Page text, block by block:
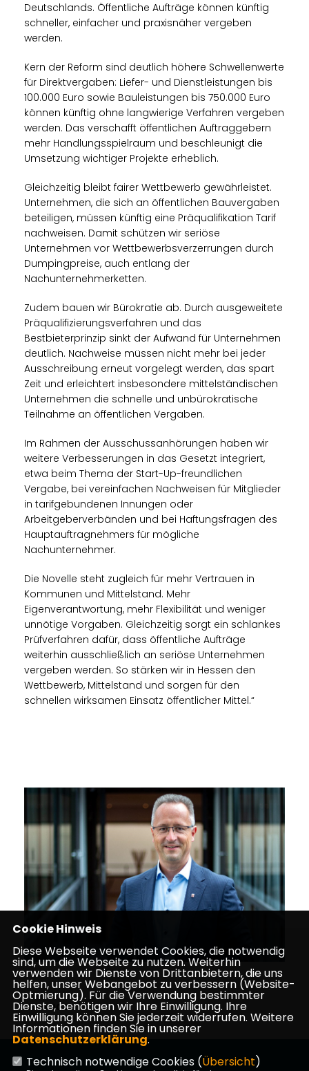
Deutschlands. Öffentliche Aufträge können künftig
schneller, einfacher und praxisnäher vergeben
werden.
Kern der Reform sind deutlich höhere Schwellenwerte
für Direktvergaben: Liefer- und Dienstleistungen bis
100.000 Euro sowie Bauleistungen bis 750.000 Euro
können künftig ohne langwierige Verfahren vergeben
werden. Das verschafft öffentlichen Auftraggebern
mehr Handlungsspielraum und beschleunigt die
Umsetzung wichtiger Projekte erheblich.
Gleichzeitig bleibt fairer Wettbewerb gewährleistet.
Unternehmen, die sich an öffentlichen Bauvergaben
beteiligen, müssen künftig eine Präqualifikation Tarif
nachweisen. Damit schützen wir seriöse
Unternehmen vor Wettbewerbsverzerrungen durch
Dumpingpreise, auch entlang der
Nachunternehmerketten.
Zudem bauen wir Bürokratie ab. Durch ausgeweitete
Präqualifizierungsverfahren und das
Bestbieterprinzip sinkt der Aufwand für Unternehmen
deutlich. Nachweise müssen nicht mehr bei jeder
Ausschreibung erneut vorgelegt werden, das spart
Zeit und erleichtert insbesondere mittelständischen
Unternehmen die schnelle und unbürokratische
Teilnahme an öffentlichen Vergaben.
Im Rahmen der Ausschussanhörungen haben wir
weitere Verbesserungen in das Gesetzt integriert,
etwa beim Thema der Start-Up-freundlichen
Vergabe, bei vereinfachen Nachweisen für Mitglieder
in tarifgebundenen Innungen oder
Arbeitgeberverbänden und bei Haftungsfragen des
Hauptauftragnehmers für mögliche
Nachunternehmer.
Die Novelle steht zugleich für mehr Vertrauen in
Kommunen und Mittelstand. Mehr
Eigenverantwortung, mehr Flexibilität und weniger
unnötige Vorgaben. Gleichzeitig sorgt ein schlankes
Prüfverfahren dafür, dass öffentliche Aufträge
weiterhin ausschließlich an seriöse Unternehmen
vergeben werden. So stärken wir in Hessen den
Wettbewerb, Mittelstand und sorgen für den
schnellen wirksamen Einsatz öffentlicher Mittel.“
12.06.2026
Cookie Hinweis
Diese Webseite verwendet Cookies, die notwendig
sind, um die Webseite zu nutzen. Weiterhin
verwenden wir Dienste von Drittanbietern, die uns
helfen, unser Webangebot zu verbessern (Website-
Optmierung). Für die Verwendung bestimmter
Dienste, benötigen wir Ihre Einwilligung. Ihre
Einwilligung können Sie jederzeit widerrufen. Weitere
Informationen finden Sie in unserer
Datenschutzerklärung.
Technisch notwendige Cookies (Übersicht)